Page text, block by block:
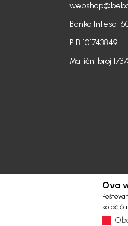
Banka Intesa
PIB 101743849
Matični broj
Ova
kolačića.